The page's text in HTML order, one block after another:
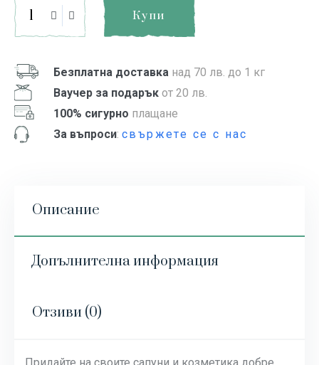
Купи
Безплатна доставка над 70 лв. до 1 кг
Ваучер за подарък от 20 лв.
100% сигурно плащане
За въпроси: свържете се с нас
Описание
Допълнителна информация
Отзиви (0)